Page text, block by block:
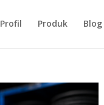
Profil Produk Blog